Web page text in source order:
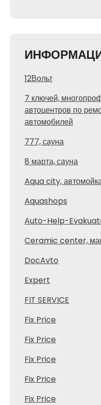
12Вольт
7 ключей,
автоцентров по
автомобилей
777, сауна
8 марта, сауна
Aqua city,
Aquashops
Auto-Help-
Ceramic center,
DocAvto
Expert
FIT SERVICE
Fix Price
Fix Price
Fix Price
Fix Price
Fix Price